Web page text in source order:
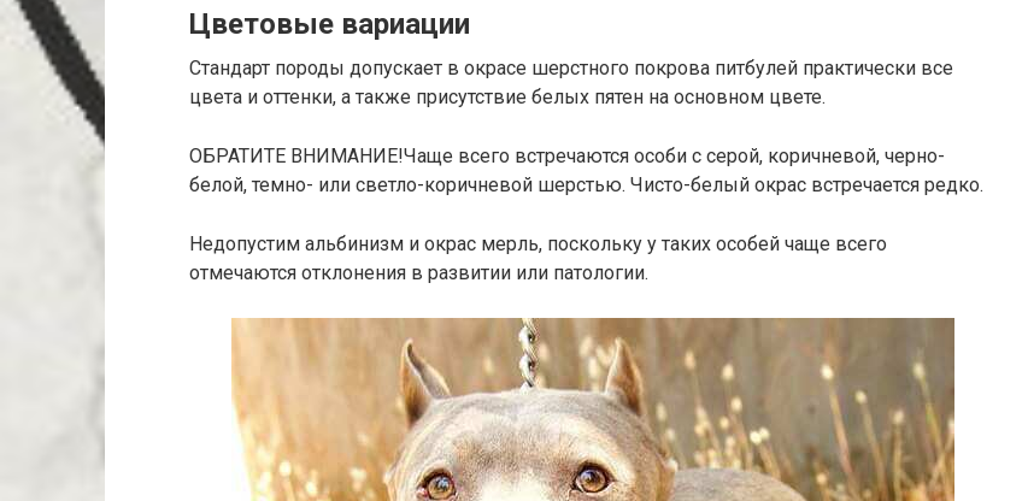
Цветовые вариации
Стандарт породы допускает в окрасе шерстного покрова питбулей практически все
цвета и оттенки, а также присутствие белых пятен на основном цвете.
ОБРАТИТЕ ВНИМАНИЕ!Чаще всего встречаются особи с серой, коричневой, черно-
белой, темно- или светло-коричневой шерстью. Чисто-белый окрас встречается редко.
Недопустим альбинизм и окрас мерль, поскольку у таких особей чаще всего
отмечаются отклонения в развитии или патологии.